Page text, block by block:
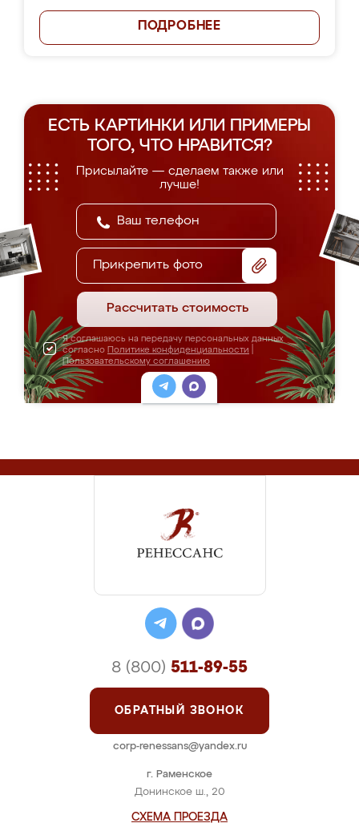
ПОДРОБНЕЕ
ЕСТЬ КАРТИНКИ ИЛИ ПРИМЕРЫ
ТОГО, ЧТО НРАВИТСЯ?
Присылайте — сделаем также или
лучше!
Прикрепить фото
Рассчитать стоимость
Я соглашаюсь на передачу персональных данных
согласно Политике конфиденциальности
Пользовательскому соглашению
г. Раменское
Донинское ш., 20
СХЕМА ПРОЕЗДА
8 (800) 511-89-55
ОБРАТНЫЙ ЗВОНОК
corp-renessans@yandex.ru